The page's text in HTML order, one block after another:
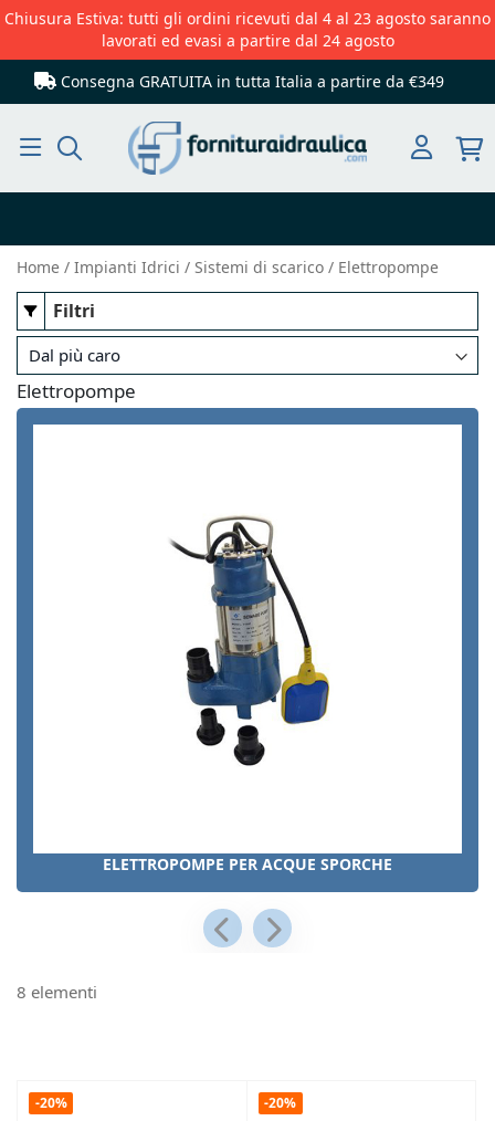
Chiusura Estiva: tutti gli ordini ricevuti dal 4 al 23 agosto saranno
lavorati ed evasi a partire dal 24 agosto
Consegna GRATUITA in tutta Italia a partire da €349
Home Impianti Idrici Sistemi di scarico Elettropompe
Elettropompe
ELETTROPOMPE PER ACQUE SPORCHE
8 elementi
-20% -20%
Filtri